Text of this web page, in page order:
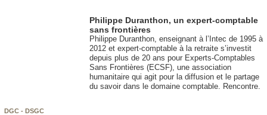
Philippe Duranthon, un expert-comptable
sans frontières
Philippe Duranthon, enseignant à l’Intec de 1995 à
2012 et expert-comptable à la retraite s’investit
depuis plus de 20 ans pour Experts-Comptables
Sans Frontières (ECSF), une association
humanitaire qui agit pour la diffusion et le partage
du savoir dans le domaine comptable. Rencontre.
DGC - DSGC